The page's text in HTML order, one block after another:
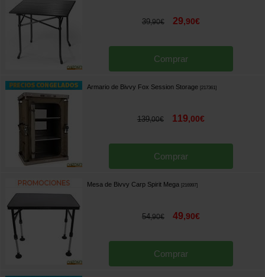
39,90€ 29,90€
Comprar
Armario de Bivvy Fox Session Storage [217361]
139,00€ 119,00€
Comprar
Mesa de Bivvy Carp Spirit Mega [216997]
54,90€ 49,90€
Comprar